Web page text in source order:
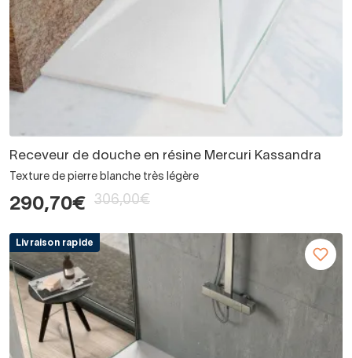
Receveur de douche en résine Mercuri Kassandra
Texture de pierre blanche très légère
290,70€ 306,00€
Livraison rapide